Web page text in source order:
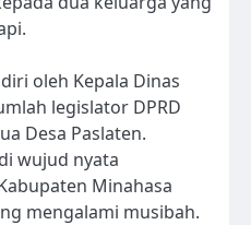
oleh Kepala Dinas
legislator DPRD
Desa Paslaten.
wujud nyata
Minahasa
mengalami musibah.